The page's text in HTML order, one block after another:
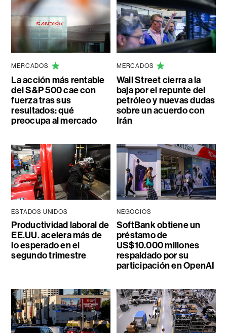
MERCADOS
La acción más rentable
del S&P 500 cae con
fuerza tras sus
resultados: qué
preocupa al mercado
MERCADOS
Wall Street cierra a la
baja por el repunte del
petróleo y nuevas dudas
sobre un acuerdo con
Irán
ESTADOS UNIDOS
Productividad laboral de
EE.UU. acelera más de
lo esperado en el
segundo trimestre
NEGOCIOS
SoftBank obtiene un
préstamo de
US$10.000 millones
respaldado por su
participación en OpenAI